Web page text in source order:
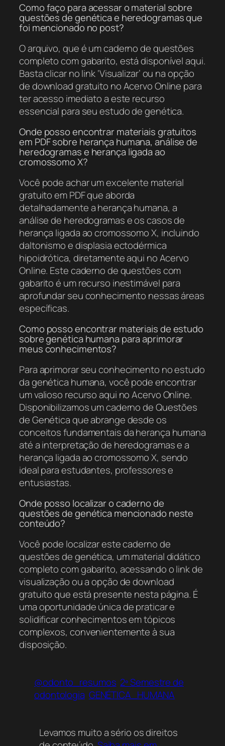
Como faço para acessar o material sobre
questões de genética e heredogramas que
foi mencionado no post?
O arquivo, que é um caderno de questões
completo com gabarito, está disponível aqui.
Basta clicar no link ‘Visualizar’ ou na opção
de download gratuito no Acervo Online para
ter acesso imediato a este recurso
essencial para seu estudo de genética.
Onde posso encontrar materiais gratuitos
em PDF sobre herança humana, análise de
heredogramas e herança ligada ao
cromossomo X?
Você pode achar um excelente material
gratuito em PDF que aborda
detalhadamente a herança humana, a
análise de heredogramas e os casos de
herança ligada ao cromossomo X, incluindo
daltonismo e displasia ectodérmica
hipoidrótica, diretamente aqui no Acervo
Online. Este caderno de questões com
gabarito é um recurso inestimável para
aprofundar seu conhecimento nessas áreas
específicas.
Como posso encontrar materiais de estudo
sobre genética humana para aprimorar
meus conhecimentos?
Para aprimorar seu conhecimento no estudo
da genética humana, você pode encontrar
um valioso recurso aqui no Acervo Online.
Disponibilizamos um caderno de Questões
de Genética que abrange desde os
conceitos fundamentais da herança humana
até a interpretação de heredogramas e a
herança ligada ao cromossomo X, sendo
ideal para estudantes, professores e
entusiastas.
Onde posso localizar o caderno de
questões de genética mencionado neste
conteúdo?
Você pode localizar este caderno de
questões de genética, um material didático
completo com gabarito, acessando o link de
visualização ou a opção de download
gratuito que está presente nesta página. É
uma oportunidade única de praticar e
solidificar conhecimentos em tópicos
complexos, convenientemente à sua
disposição.
@odonto_resumos 2º Semestre de
odontologia GENÉTICA_HUMANA
Levamos muito a sério os direitos